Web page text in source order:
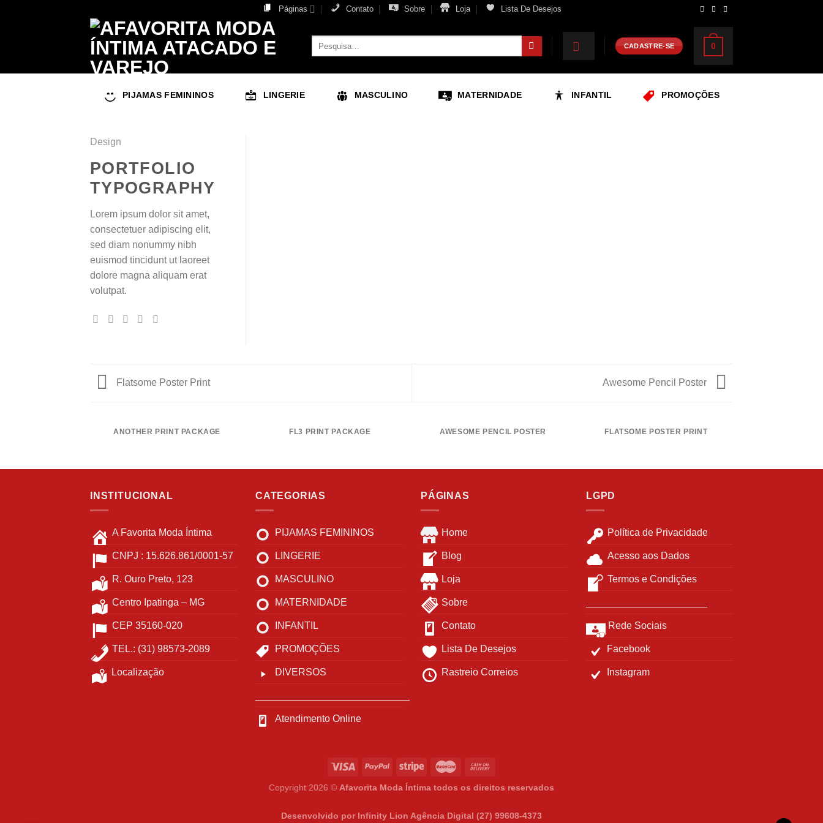
Páginas Contato Sobre Loja Lista De Desejos
CADASTRE-SE 0
PIJAMAS FEMININOS LINGERIE MASCULINO MATERNIDADE INFANTIL PROMOÇÕES
Design
PORTFOLIO
TYPOGRAPHY
Lorem ipsum dolor sit amet,
consectetuer adipiscing elit,
sed diam nonummy nibh
euismod tincidunt ut laoreet
dolore magna aliquam erat
volutpat.
Flatsome Poster Print Awesome Pencil Poster
ANOTHER PRINT PACKAGE FL3 PRINT PACKAGE AWESOME PENCIL POSTER FLATSOME POSTER PRINT
INSTITUCIONAL
A Favorita Moda Íntima
CNPJ : 15.626.861/0001-57
R. Ouro Preto, 123
Centro Ipatinga – MG
CEP 35160-020
TEL.: (31) 98573-2089
Localização
CATEGORIAS
PIJAMAS FEMININOS
LINGERIE
MASCULINO
MATERNIDADE
INFANTIL
PROMOÇÕES
DIVERSOS
Atendimento Online
PÁGINAS
Home
Blog
Loja
Sobre
Contato
Lista De Desejos
Rastreio Correios
LGPD
Política de Privacidade
Acesso aos Dados
Termos e Condições
Rede Sociais
Facebook
Instagram
Copyright 2026 © Afavorita Moda Íntima todos os direitos reservados
Desenvolvido por Infinity Lion Agência Digital (27) 99608-4373